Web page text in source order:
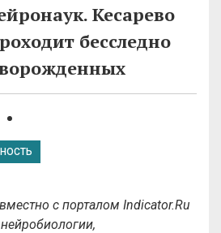
Кесарево
бесследно
с порталом Indicator.Ru